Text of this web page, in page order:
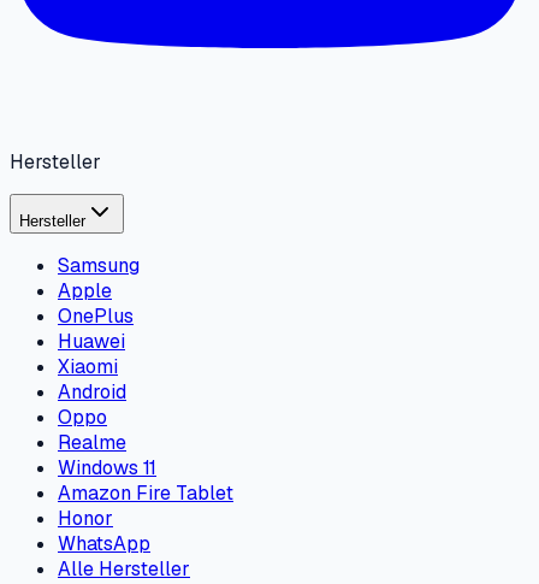
Hersteller
Hersteller
Samsung
Apple
OnePlus
Huawei
Xiaomi
Android
Oppo
Realme
Windows 11
Amazon Fire Tablet
Honor
WhatsApp
Alle Hersteller